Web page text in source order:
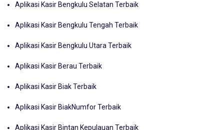
Aplikasi Kasir Bengkulu Selatan Terbaik
Aplikasi Kasir Bengkulu Tengah Terbaik
Aplikasi Kasir Bengkulu Utara Terbaik
Aplikasi Kasir Berau Terbaik
Aplikasi Kasir Biak Terbaik
Aplikasi Kasir BiakNumfor Terbaik
Aplikasi Kasir Bintan Kepulauan Terbaik